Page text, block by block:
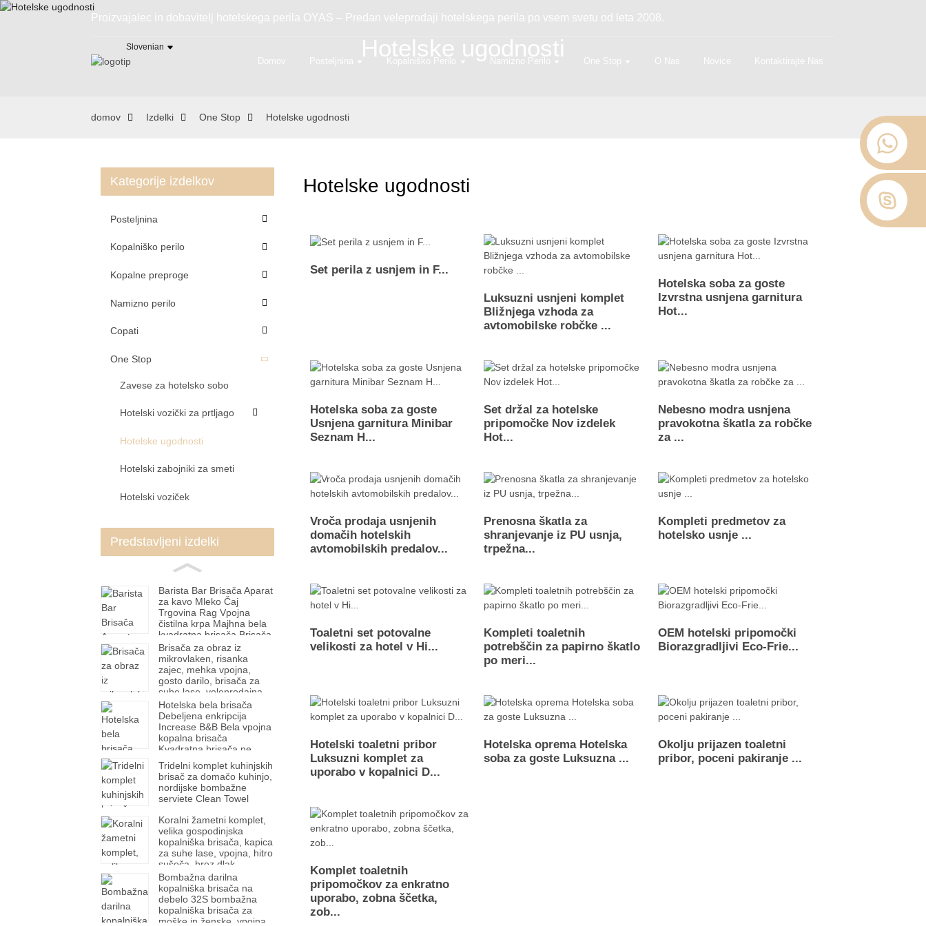
Proizvajalec in dobavitelj hotelskega perila OYAS – Predan veleprodaji hotelskega perila po vsem svetu od leta 2008.
Slovenian
Domov Posteljnina Kopalniško Perilo Namizno Perilo One Stop O Nas Novice Kontaktirajte Nas
Hotelske ugodnosti
domov Izdelki One Stop Hotelske ugodnosti
Kategorije izdelkov
Posteljnina
Kopalniško perilo
Kopalne preproge
Namizno perilo
Copati
One Stop
Zavese za hotelsko sobo
Hotelski vozički za prtljago
Hotelske ugodnosti
Hotelski zabojniki za smeti
Hotelski voziček
Predstavljeni izdelki
Barista Bar Brisača Aparat
za kavo Mleko Čaj
Trgovina Rag Vpojna
čistilna krpa Majhna bela
kvadratna brisača Brisača
za roke
Brisača za obraz iz
mikrovlaken, risanka
zajec, mehka vpojna,
gosto darilo, brisača za
suhe lase, veleprodajna
tovarna
Hotelska bela brisača
Debeljena enkripcija
Increase B&B Bela vpojna
kopalna brisača
Kvadratna brisača ne
pušča dlak
Tridelni komplet kuhinjskih
brisač za domačo kuhinjo,
nordijske bombažne
serviete Clean Towel
Koralni žametni komplet,
velika gospodinjska
kopalniška brisača, kapica
za suhe lase, vpojna, hitro
sušeča, brez dlak,
odebeljena mehka
prevleka za kopalne
brisače
Bombažna darilna
kopalniška brisača na
debelo 32S bombažna
kopalniška brisača za
moške in ženske, vpojna
Hotelske ugodnosti
Set perila z usnjem in F...
Luksuzni usnjeni komplet
Bližnjega vzhoda za
avtomobilske robčke ...
Hotelska soba za goste
Izvrstna usnjena garnitura
Hot...
Hotelska soba za goste
Usnjena garnitura Minibar
Seznam H...
Set držal za hotelske
pripomočke Nov izdelek
Hot...
Nebesno modra usnjena
pravokotna škatla za robčke
za ...
Vroča prodaja usnjenih
domačih hotelskih
avtomobilskih predalov...
Prenosna škatla za
shranjevanje iz PU usnja,
trpežna...
Kompleti predmetov za
hotelsko usnje ...
Toaletni set potovalne
velikosti za hotel v Hi...
Kompleti toaletnih
potrebščin za papirno škatlo
po meri...
OEM hotelski pripomočki
Biorazgradljivi Eco-Frie...
Hotelski toaletni pribor
Luksuzni komplet za
uporabo v kopalnici D...
Hotelska oprema Hotelska
soba za goste Luksuzna ...
Okolju prijazen toaletni
pribor, poceni pakiranje ...
Komplet toaletnih
pripomočkov za enkratno
uporabo, zobna ščetka,
zob...